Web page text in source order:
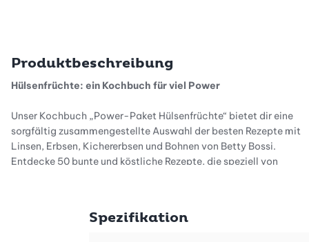
Produktbeschreibung
Hülsenfrüchte: ein Kochbuch für viel Power
Unser Kochbuch „Power-Paket Hülsenfrüchte“ bietet dir eine
sorgfältig zusammengestellte Auswahl der besten Rezepte mit
Linsen, Erbsen, Kichererbsen und Bohnen von Betty Bossi.
Entdecke 50 bunte und köstliche Rezepte, die speziell von
Eintöpfen bis hin zu leichten Salaten – für jeden Geschmack ist
Spezifikation